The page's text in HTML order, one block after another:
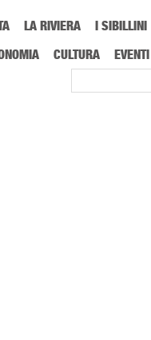
LA RIVIERA I SIBILLINI
CULTURA EVENTI